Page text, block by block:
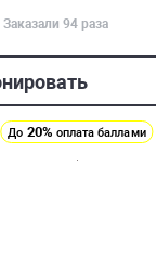
Заказали 94 раза
До 20% оплата баллами